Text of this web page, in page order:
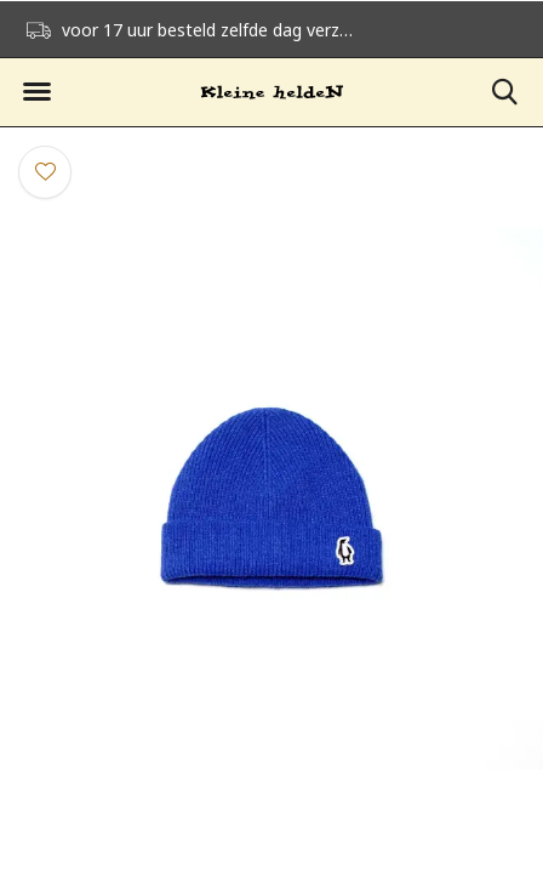
voor 17 uur besteld zelfde dag verzonden